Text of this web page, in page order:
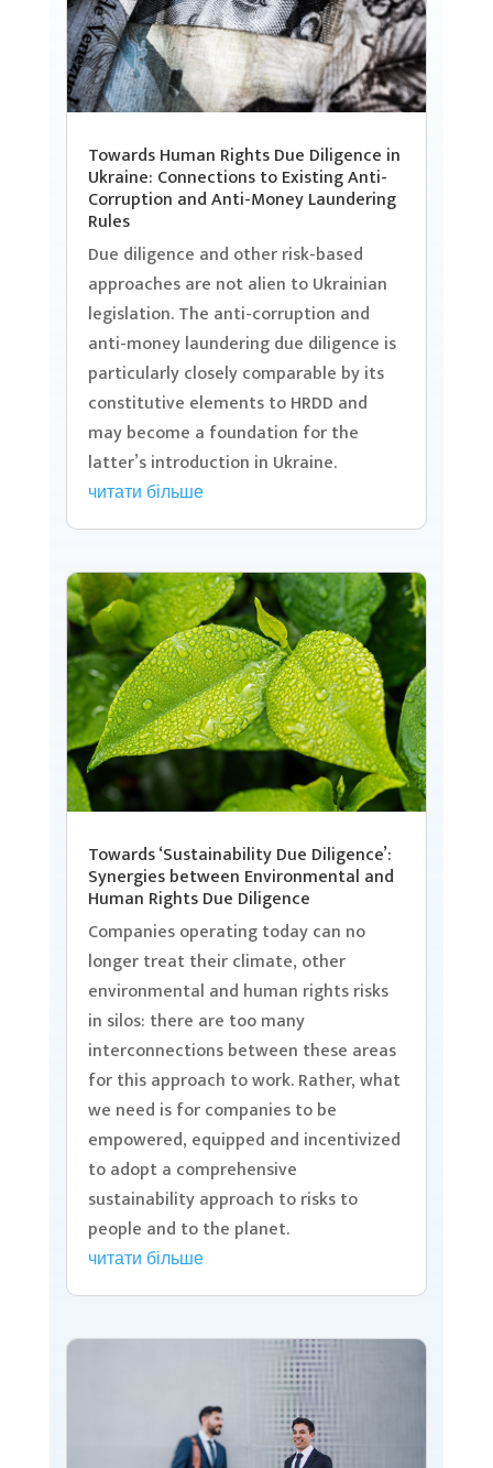
Towards Human Rights Due Diligence in
Ukraine: Connections to Existing Anti-
Corruption and Anti-Money Laundering
Rules
Due diligence and other risk-based
approaches are not alien to Ukrainian
legislation. The anti-corruption and
anti-money laundering due diligence is
particularly closely comparable by its
constitutive elements to HRDD and
may become a foundation for the
latter’s introduction in Ukraine.
читати більше
Towards ‘Sustainability Due Diligence’:
Synergies between Environmental and
Human Rights Due Diligence
Companies operating today can no
longer treat their climate, other
environmental and human rights risks
in silos: there are too many
interconnections between these areas
for this approach to work. Rather, what
we need is for companies to be
empowered, equipped and incentivized
to adopt a comprehensive
sustainability approach to risks to
people and to the planet.
читати більше